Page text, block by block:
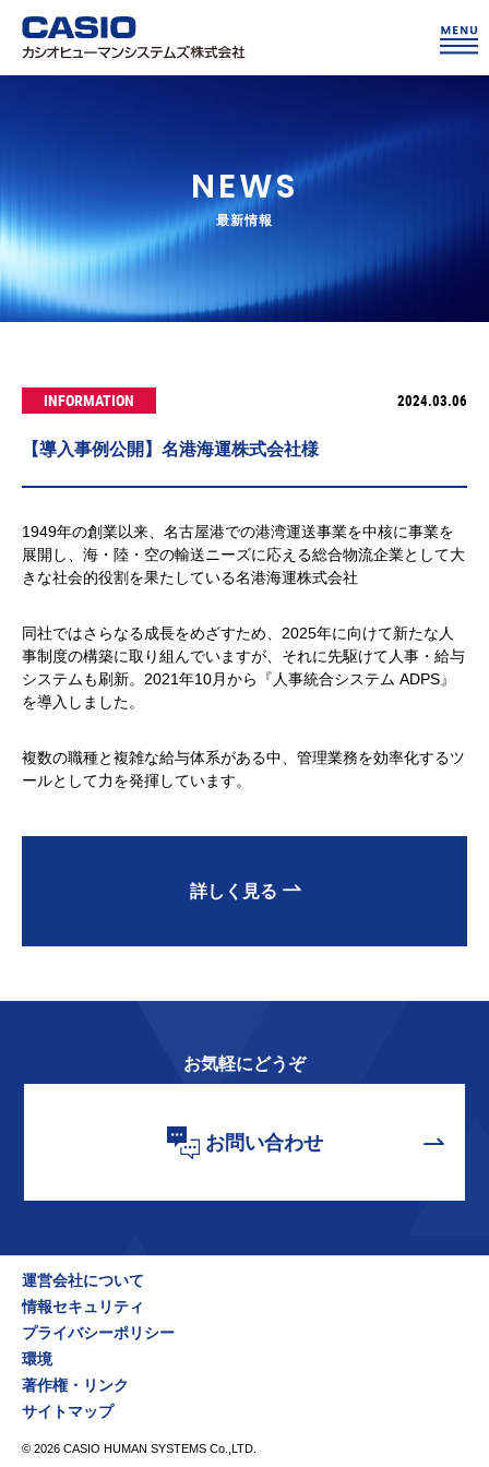
NEWS
最新情報
INFORMATION 2024.03.06
【導入事例公開】名港海運株式会社様
1949年の創業以来、名古屋港での港湾運送事業を中核に事業を
展開し、海・陸・空の輸送ニーズに応える総合物流企業として大
きな社会的役割を果たしている名港海運株式会社
同社ではさらなる成長をめざすため、2025年に向けて新たな人
事制度の構築に取り組んでいますが、それに先駆けて人事・給与
システムも刷新。2021年10月から『人事統合システム ADPS』
を導入しました。
複数の職種と複雑な給与体系がある中、管理業務を効率化するツ
ールとして力を発揮しています。
詳しく見る
お気軽にどうぞ
お問い合わせ
© 2026 CASIO HUMAN SYSTEMS Co.,LTD.
運営会社について
情報セキュリティ
プライバシーポリシー
環境
著作権・リンク
サイトマップ